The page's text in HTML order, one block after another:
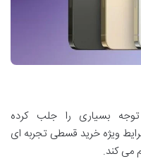
بسیاری را جلب کرده
ویژه خرید قسطی تجربه ای
می کند.